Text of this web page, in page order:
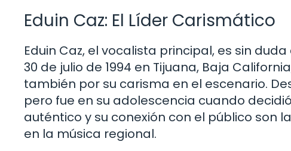
Eduin Caz: El Líder Carismático
Eduin Caz, el vocalista principal, es sin
30 de julio de 1994 en Tijuana, Baja
también por su carisma en el escenario.
pero fue en su adolescencia cuando
auténtico y su conexión con el público son
en la música regional.